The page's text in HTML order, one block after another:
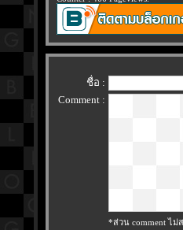
ชื่อ :
Comment :
*ส่วน comment ไม่